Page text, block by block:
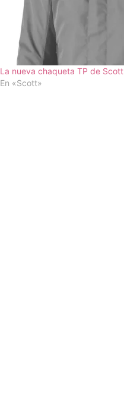
La nueva chaqueta TP de Scott
En «Scott»